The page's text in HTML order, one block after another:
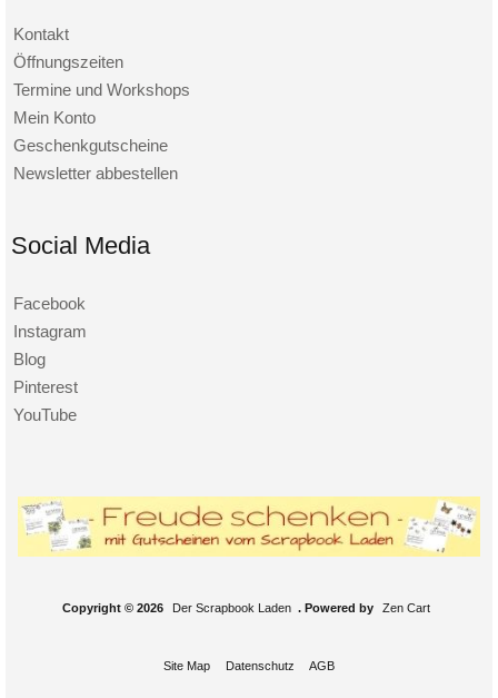
Kontakt
Öffnungszeiten
Termine und Workshops
Mein Konto
Geschenkgutscheine
Newsletter abbestellen
Social Media
Facebook
Instagram
Blog
Pinterest
YouTube
Copyright © 2026 Der Scrapbook Laden . Powered by Zen Cart
Site Map Datenschutz AGB